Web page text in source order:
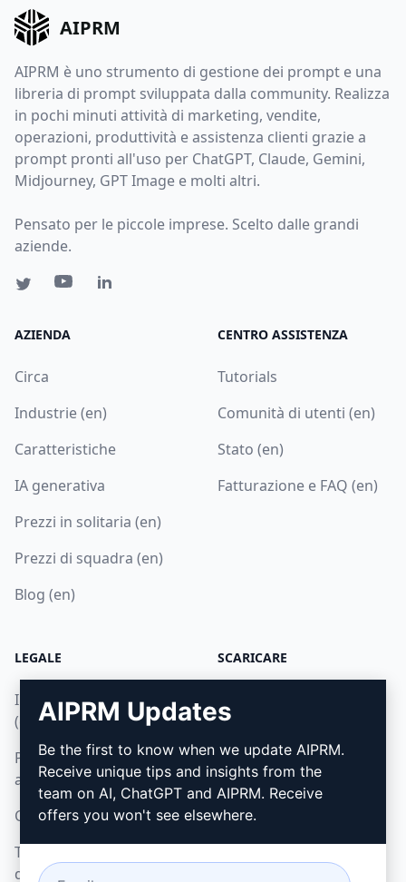
AIPRM
AIPRM è uno strumento di gestione dei prompt e una
libreria di prompt sviluppata dalla community. Realizza
in pochi minuti attività di marketing, vendite,
operazioni, produttività e assistenza clienti grazie a
prompt pronti all'uso per ChatGPT, Claude, Gemini,
Midjourney, GPT Image e molti altri.
Pensato per le piccole imprese. Scelto dalle grandi
aziende.
AZIENDA
Circa
Industrie (en)
Caratteristiche
IA generativa
Prezzi in solitaria (en)
Prezzi di squadra (en)
Blog (en)
CENTRO ASSISTENZA
Tutorials
Comunità di utenti (en)
Stato (en)
Fatturazione e FAQ (en)
LEGALE
Informativa sulla privacy
(en)
Politica di utilizzo
accettabile (en)
Condizioni di utilizzo (en)
Termini dell'estensione
del browser (en)
SCARICARE
Microsoft Edge (en)
AIPRM Updates
Be the first to know when we update AIPRM.
Receive unique tips and insights from the
team on AI, ChatGPT and AIPRM. Receive
offers you won't see elsewhere.